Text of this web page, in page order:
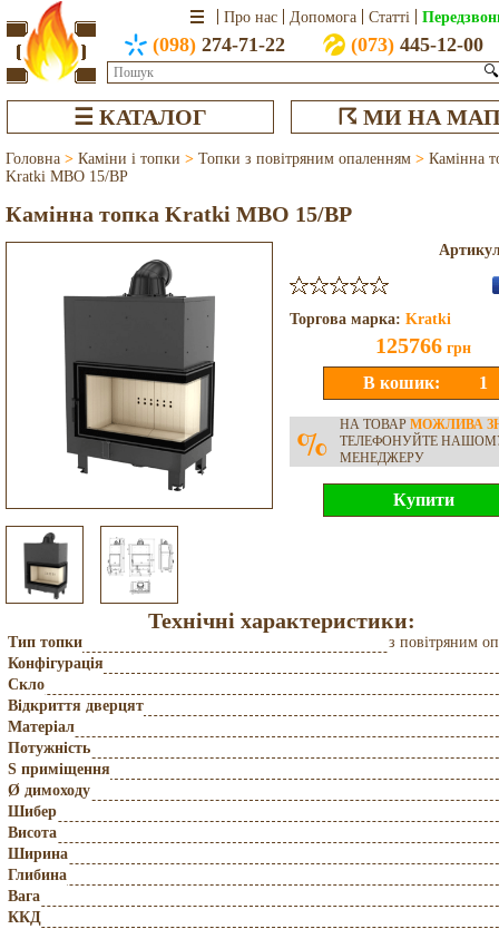
Про нас Допомога Статті
(098) 274-71-22 (073)445-12-00
🔍
☰ КАТАЛОГ ☈ МИ НА
Головна > Каміни і топки > Топки з повітряним опаленням > Камінна
Kratki MBO 15/BP
Камінна топка Kratki MBO 15/BP
Торгова марка: Kratki
125766 грн
% НА ТОВАР МОЖЛИВА
ТЕЛЕФОНУЙТЕ
МЕНЕДЖЕРУ
Технічні характеристики:
Тип топки
з повітряним
Конфігурація
Скло
Відкриття дверцят
Матеріал
Потужність
S приміщення
Ø димоходу
Шибер
Висота
Ширина
Глибина
Вага
ККД